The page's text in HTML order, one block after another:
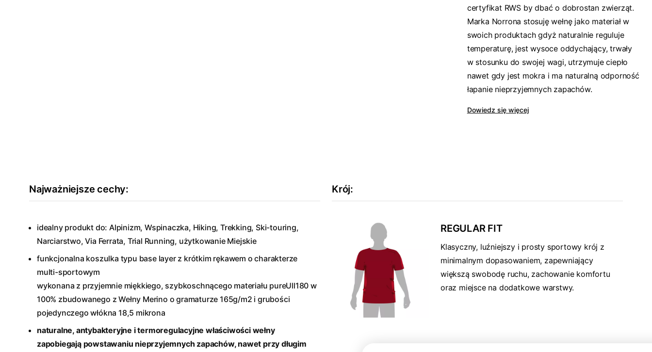
certyfikat RWS by dbać o dobrostan zwierząt.
Marka Norrona stosuję wełnę jako materiał w
swoich produktach gdyż naturalnie reguluje
temperaturę, jest wysoce oddychający, trwały
w stosunku do swojej wagi, utrzymuje ciepło
nawet gdy jest mokra i ma naturalną odporność
łapanie nieprzyjemnych zapachów.
Dowiedz się więcej
Najważniejsze cechy:
idealny produkt do: Alpinizm, Wspinaczka, Hiking, Trekking, Ski-touring,
Narciarstwo, Via Ferrata, Trial Running, użytkowanie Miejskie
funkcjonalna koszulka typu base layer z krótkim rękawem o charakterze
multi-sportowym
wykonana z przyjemnie miękkiego, szybkoschnącego materiału pureUll180 w
100% zbudowanego z Wełny Merino o gramaturze 165g/m2 i grubości
pojedynczego włókna 18,5 mikrona
naturalne, antybakteryjne i termoregulacyjne właściwości wełny
zapobiegają powstawaniu nieprzyjemnych zapachów, nawet przy długim
Krój:
REGULAR FIT
Klasyczny, luźniejszy i prosty sportowy krój z
minimalnym dopasowaniem, zapewniający
większą swobodę ruchu, zachowanie komfortu
oraz miejsce na dodatkowe warstwy.